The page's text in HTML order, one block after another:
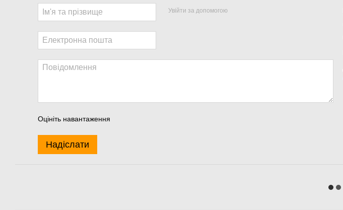
Увійти за допомогою
Оцініть навантаження
Надіслати